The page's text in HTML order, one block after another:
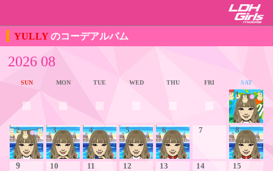
YULLYのコーデアルバム
2026 08
SUN MON TUE WED THU FRI SAT
1
2 3 4 5 6 7 8
9 10 11 12 13 14 15